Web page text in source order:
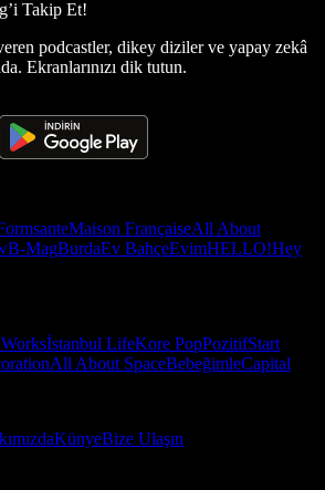
Takip Et!
podcastler, dikey diziler ve yapay zekâ
Ekranlarınızı dik tutun.
Maison FrançaiseAll About
B-MagBurdaEv BahçeEvimHELLO!Hey
İstanbul LifeKore PopPozitifStart
All About SpaceBebeğimleCapital
KünyeBize Ulaşın